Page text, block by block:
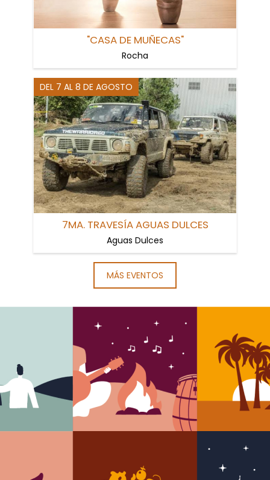
"CASA DE MUÑECAS"
Rocha
DEL 7 AL 8 DE AGOSTO
7MA. TRAVESÍA AGUAS DULCES
Aguas Dulces
MÁS EVENTOS